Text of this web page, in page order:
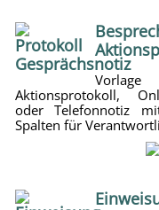
Aktionsprotokoll,
oder Telefonnotiz
Spalten für